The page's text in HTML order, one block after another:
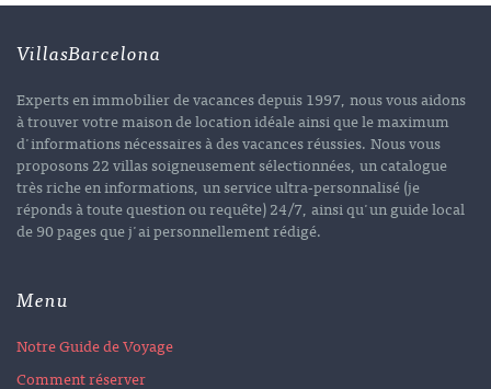
VillasBarcelona
Experts en immobilier de vacances depuis 1997, nous vous aidons
à trouver votre maison de location idéale ainsi que le maximum
d'informations nécessaires à des vacances réussies. Nous vous
proposons 22 villas soigneusement sélectionnées, un catalogue
très riche en informations, un service ultra-personnalisé (je
réponds à toute question ou requête) 24/7, ainsi qu'un guide local
de 90 pages que j'ai personnellement rédigé.
Menu
Notre Guide de Voyage
Comment réserver